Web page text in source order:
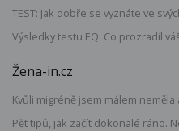
TEST: Jak dobře se vyznáte ve
Výsledky testu EQ: Co prozradil
Žena-in.cz
Kvůli migréně jsem málem
Pět tipů, jak začít dokonalé ráno.